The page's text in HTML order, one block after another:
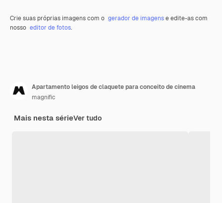
Crie suas próprias imagens com o gerador de imagense edite-as com
nosso editor de fotos.
Apartamento leigos de claquete para conceito de cinema
magnific
Mais nesta sérieVer tudo